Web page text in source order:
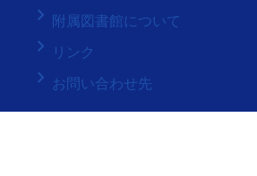
keyboard_arrow_right 附属図書館について
keyboard_arrow_right リンク
keyboard_arrow_right お問い合わせ先